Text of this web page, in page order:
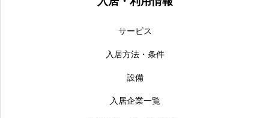
サービス
入居方法・条件
設備
入居企業一覧